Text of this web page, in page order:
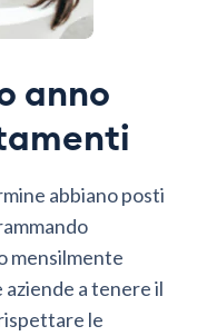
anno
abbiano posti
mensilmente
aziende a tenere il
le